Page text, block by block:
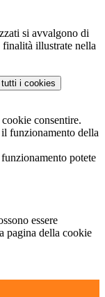
si avvalgono di
illustrate nella
i cookies
consentire.
funzionamento della
potete
essere
pagina della cookie